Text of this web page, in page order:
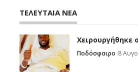
ΤΕΛΕΥΤΑΙΑ ΝΕΑ
Χειρουργήθηκε
Ποδόσφαιρο 8